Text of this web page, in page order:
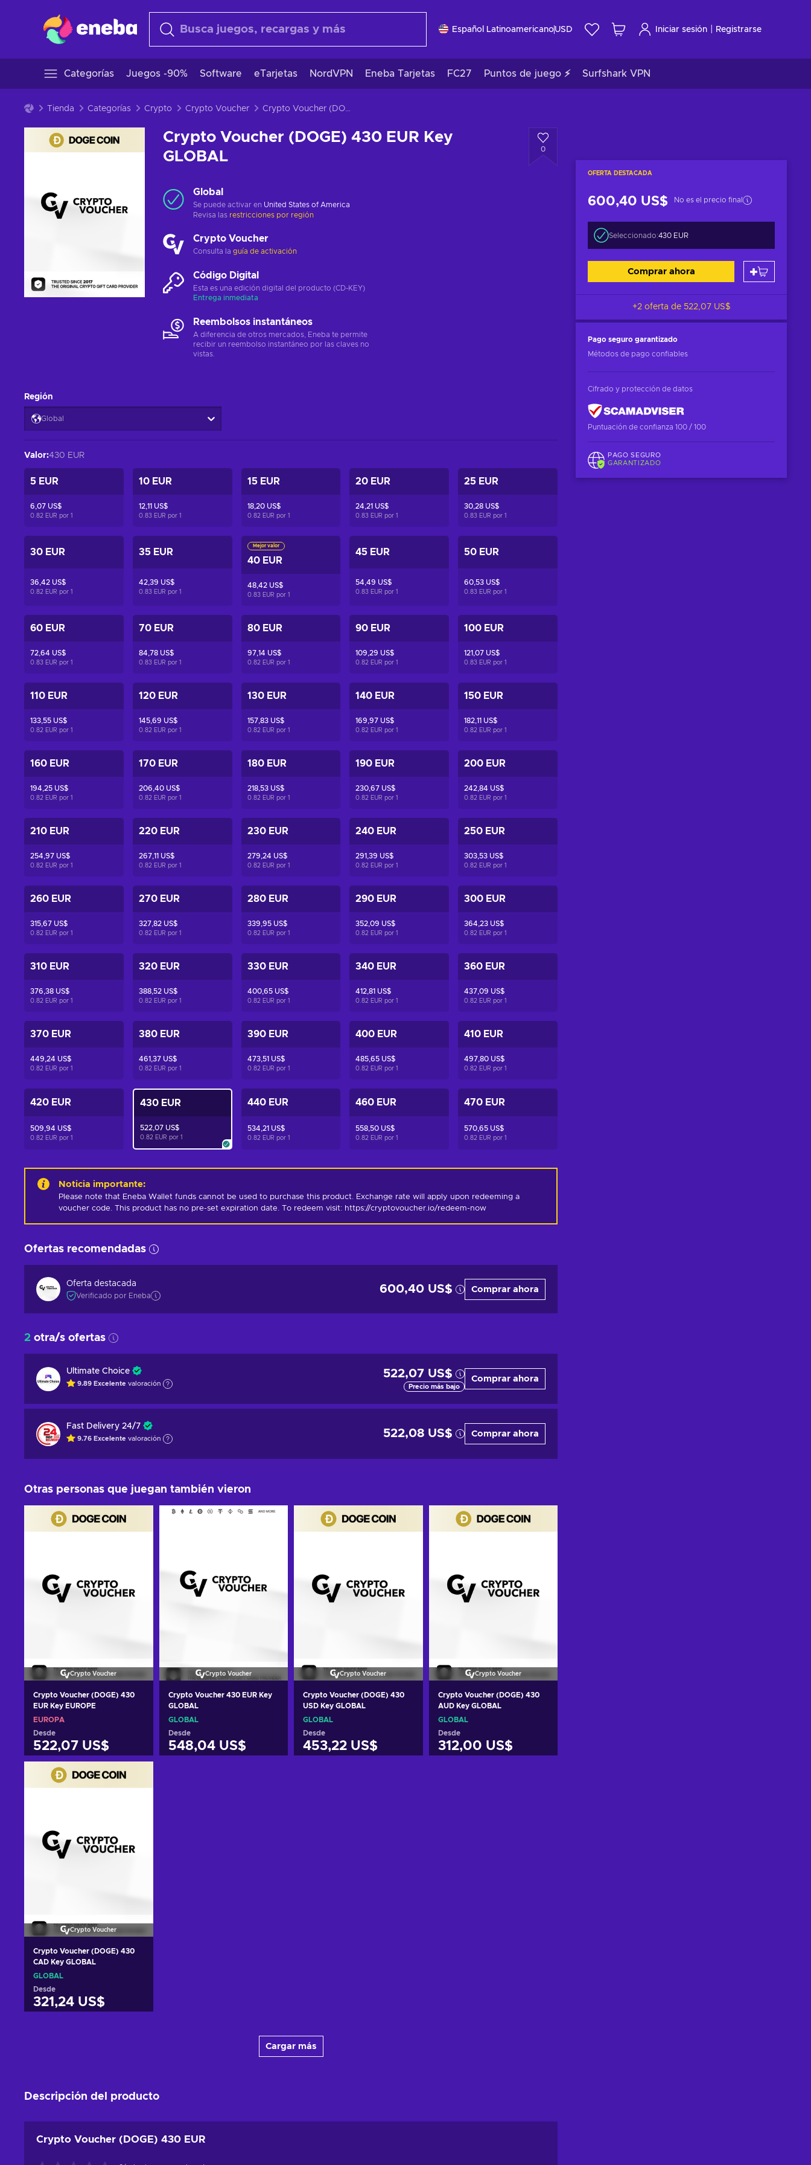
Español LatinoamericanoUSD Iniciar sesión Registrarse
Categorías Juegos -90% Software eTarjetas NordVPN Eneba Tarjetas FC27 Puntos de juego ⚡ Surfshark VPN
Tienda Categorías Crypto Crypto Voucher Crypto Voucher (DOGE) 430 EUR Key GLOBAL
Crypto Voucher (DOGE) 430 EUR Key
GLOBAL
0
OFERTA DESTACADA
600,40 US$ No es el precio final
Seleccionado:430 EUR
Comprar ahora
+2 oferta de 522,07 US$
Pago seguro garantizado
Métodos de pago confiables
Cifrado y protección de datos
Puntuación de confianza 100 / 100
PAGO SEGURO
GARANTIZADO
Global
Se puede activar en United States of America
Revisa las restricciones por región
Crypto Voucher
Consulta la guía de activación
Código Digital
Esta es una edición digital del producto (CD-KEY)
Entrega inmediata
Reembolsos instantáneos
A diferencia de otros mercados, Eneba te permite
recibir un reembolso instantáneo por las claves no
vistas.
Región
Global
Valor:430 EUR
5 EUR
6,07 US$
0.82 EUR por 1
10 EUR
12,11 US$
0.83 EUR por 1
15 EUR
18,20 US$
0.82 EUR por 1
20 EUR
24,21 US$
0.83 EUR por1
25 EUR
30,28 US$
0.83 EUR por1
30 EUR
36,42 US$
0.82 EUR por 1
35 EUR
42,39 US$
0.83 EUR por 1
Mejor valor
40 EUR
48,42 US$
0.83 EUR por 1
45 EUR
54,49 US$
0.83 EUR por1
50 EUR
60,53 US$
0.83 EUR por1
60 EUR
72,64 US$
0.83 EUR por 1
70 EUR
84,78 US$
0.83 EUR por 1
80 EUR
97,14 US$
0.82 EUR por 1
90 EUR
109,29 US$
0.82 EUR por1
100 EUR
121,07 US$
0.83 EUR por1
110 EUR
133,55 US$
0.82 EUR por 1
120 EUR
145,69 US$
0.82 EUR por 1
130 EUR
157,83 US$
0.82 EUR por 1
140 EUR
169,97 US$
0.82 EUR por1
150 EUR
182,11 US$
0.82 EUR por1
160 EUR
194,25 US$
0.82 EUR por 1
170 EUR
206,40 US$
0.82 EUR por 1
180 EUR
218,53 US$
0.82 EUR por 1
190 EUR
230,67 US$
0.82 EUR por1
200 EUR
242,84 US$
0.82 EUR por1
210 EUR
254,97 US$
0.82 EUR por 1
220 EUR
267,11 US$
0.82 EUR por 1
230 EUR
279,24 US$
0.82 EUR por 1
240 EUR
291,39 US$
0.82 EUR por1
250 EUR
303,53 US$
0.82 EUR por1
260 EUR
315,67 US$
0.82 EUR por 1
270 EUR
327,82 US$
0.82 EUR por 1
280 EUR
339,95 US$
0.82 EUR por 1
290 EUR
352,09 US$
0.82 EUR por1
300 EUR
364,23 US$
0.82 EUR por1
310 EUR
376,38 US$
0.82 EUR por 1
320 EUR
388,52 US$
0.82 EUR por 1
330 EUR
400,65 US$
0.82 EUR por 1
340 EUR
412,81 US$
0.82 EUR por1
360 EUR
437,09 US$
0.82 EUR por1
370 EUR
449,24 US$
0.82 EUR por 1
380 EUR
461,37 US$
0.82 EUR por 1
390 EUR
473,51 US$
0.82 EUR por 1
400 EUR
485,65 US$
0.82 EUR por1
410 EUR
497,80 US$
0.82 EUR por1
420 EUR
509,94 US$
0.82 EUR por 1
430 EUR
522,07 US$
0.82 EUR por 1
440 EUR
534,21 US$
0.82 EUR por 1
460 EUR
558,50 US$
0.82 EUR por1
470 EUR
570,65 US$
0.82 EUR por1
Noticia importante:
Please note that Eneba Wallet funds cannot be used to purchase this product. Exchange rate will apply upon redeeming a
voucher code. This product has no pre-set expiration date. To redeem visit: https://cryptovoucher.io/redeem-now
Ofertas recomendadas
Oferta destacada
Verificado por Eneba
600,40 US$ Comprar ahora
2 otra/s ofertas
Ultimate Choice
9.89 Excelente valoración
522,07 US$
Precio más bajo
Comprar ahora
Fast Delivery 24/7
9.76 Excelente valoración 522,08 US$ Comprar ahora
Otras personas que juegan también vieron
Crypto Voucher
Crypto Voucher (DOGE) 430
EUR Key EUROPE
EUROPA
Desde
522,07 US$
Añadir al carrito
Crypto Voucher
Crypto Voucher 430 EUR Key
GLOBAL
GLOBAL
Desde
548,04 US$
Crypto Voucher
Crypto Voucher (DOGE) 430
USD Key GLOBAL
GLOBAL
Desde
453,22 US$
Crypto Voucher
Crypto Voucher (DOGE) 430
AUD Key GLOBAL
GLOBAL
Desde
312,00 US$
Crypto Voucher
Crypto Voucher (DOGE) 430
CAD Key GLOBAL
GLOBAL
Desde
321,24 US$
Cargar más
Descripción del producto
Crypto Voucher (DOGE) 430 EUR